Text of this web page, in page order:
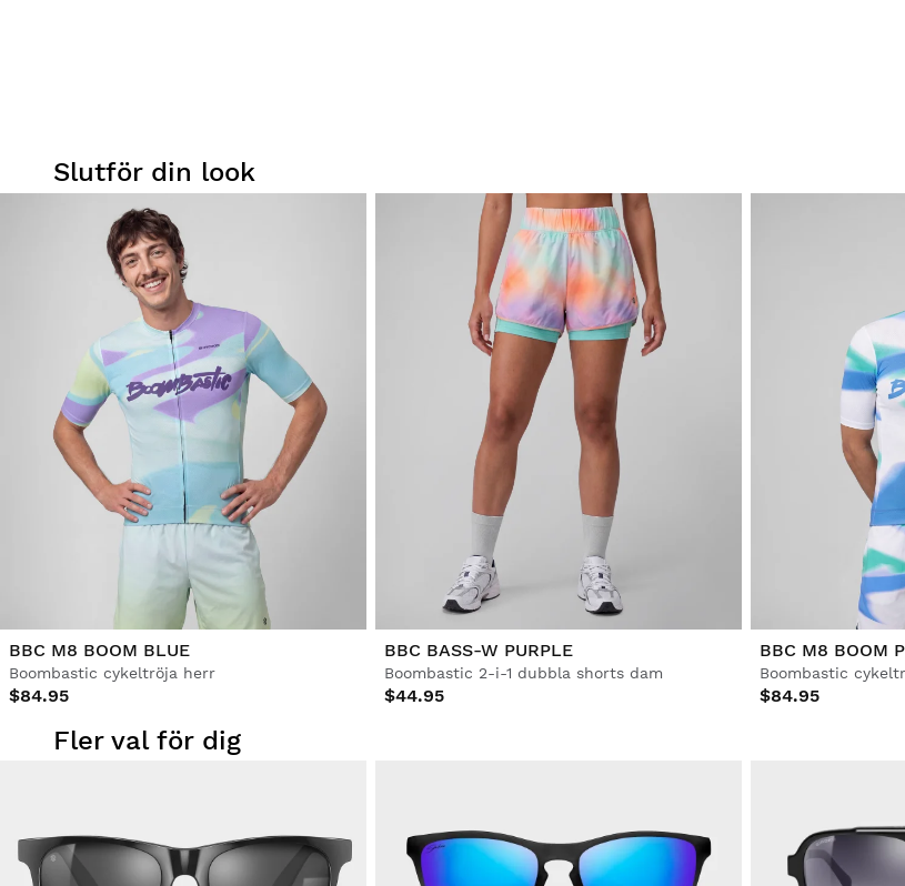
Slutför din look
BBC M8 BOOM BLUE
Boombastic cykeltröja herr
$84.95
BBC BASS-W PURPLE
Boombastic 2-i-1 dubbla shorts dam
$44.95
BBC M8 BOOM
Boombastic
$84.95
Fler val för dig